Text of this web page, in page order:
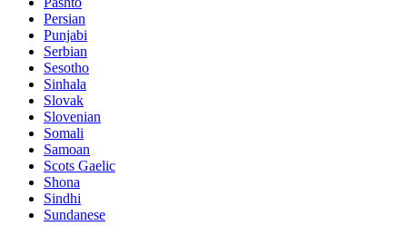
Persian
Punjabi
Serbian
Sesotho
Sinhala
Slovak
Slovenian
Somali
Samoan
Scots Gaelic
Shona
Sindhi
Sundanese